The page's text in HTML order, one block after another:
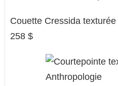
Couette Cressida
258 $